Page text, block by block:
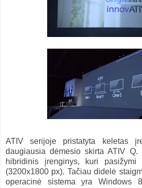
ATIV serijoje pristatyta keletas
daugiausia dėmesio skirta ATIV
hibridinis įrenginys, kuri pasižymi
(3200x1800 px). Tačiau didelė
operacinė sistema yra Windows